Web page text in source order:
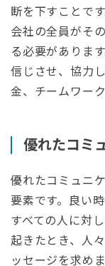
断を下すことで
会社の全員がそ
る必要がありま
信じさせ、協力
金、チームワー
優れたコミ
優れたコミュニ
要素です。良い
すべての人に対
起きたとき、人
ッセージを求め